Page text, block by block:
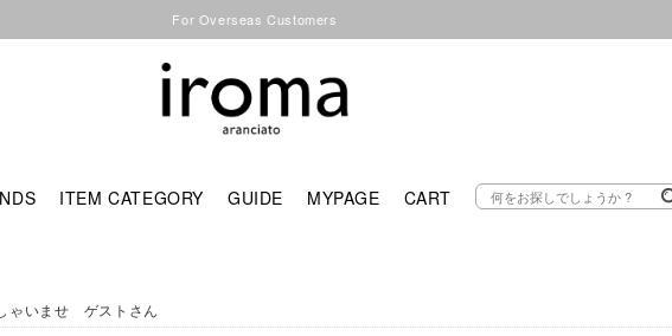
For Overseas Customers
ITEM CATEGORY GUIDE MYPAGE CART
ゃいませ ゲストさん